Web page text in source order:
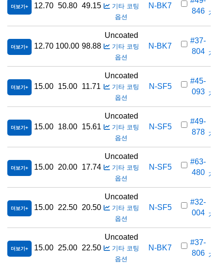
더보기 12.70 50.80 49.15
기타 코팅
옵션
N-BK7
846 가
더보기 12.70 100.00 98.88
Uncoated
기타 코팅
옵션
N-BK7
#37-
804 가
더보기 15.00 15.00 11.71
Uncoated
기타 코팅
옵션
N-SF5
#45-
093 가
더보기 15.00 18.00 15.61
Uncoated
기타 코팅
옵션
N-SF5
#49-
878 가
더보기 15.00 20.00 17.74
Uncoated
기타 코팅
옵션
N-SF5
#63-
480 가
더보기 15.00 22.50 20.50
Uncoated
기타 코팅
옵션
N-SF5
#32-
004 가
더보기 15.00 25.00 22.50
Uncoated
기타 코팅
옵션
N-BK7
#37-
806 가